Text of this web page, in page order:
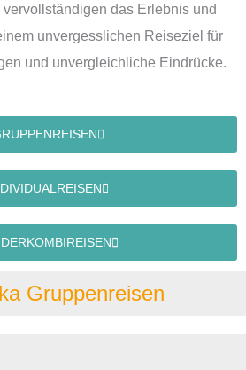
das Erlebnis und
unvergesslichen Reiseziel für
und unvergleichliche Eindrücke.
Gruppenreisen